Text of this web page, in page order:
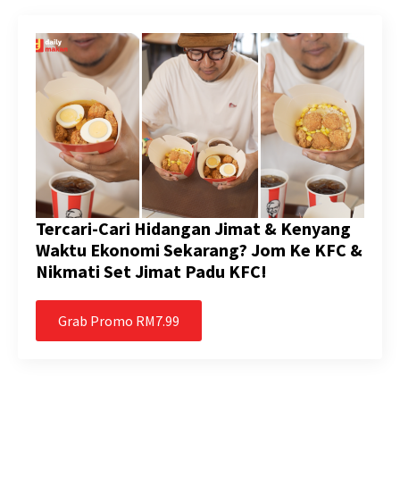
Tercari-Cari Hidangan Jimat & Kenyang
Waktu Ekonomi Sekarang? Jom Ke KFC &
Nikmati Set Jimat Padu KFC!
Grab Promo RM7.99